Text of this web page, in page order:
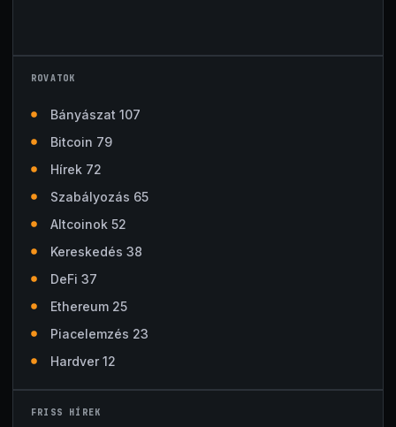
ROVATOK
Bányászat 107
Bitcoin 79
Hírek 72
Szabályozás 65
Altcoinok 52
Kereskedés 38
DeFi 37
Ethereum 25
Piacelemzés 23
Hardver 12
FRISS HÍREK